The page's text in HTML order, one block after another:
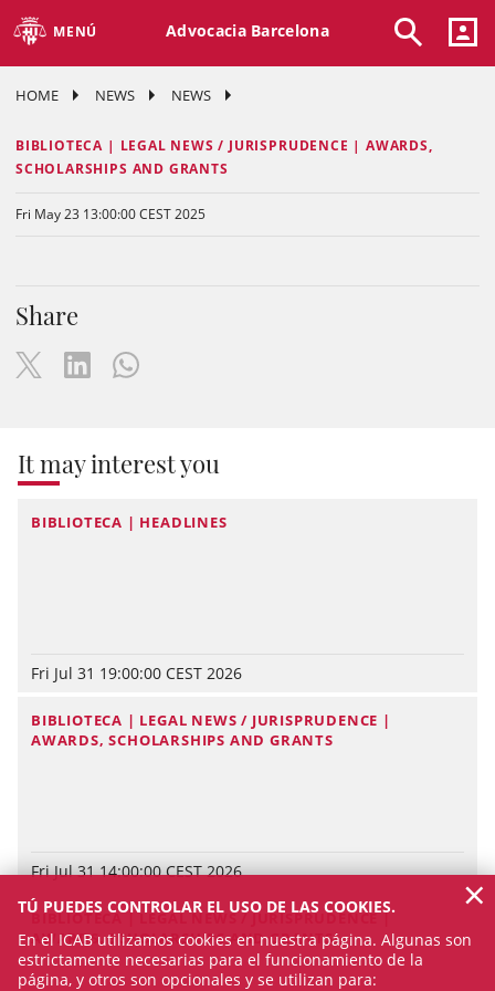
MENÚ Advocacia Barcelona
HOME NEWS NEWS
BIBLIOTECA | LEGAL NEWS / JURISPRUDENCE | AWARDS,
SCHOLARSHIPS AND GRANTS
Fri May 23 13:00:00 CEST 2025
Share
It may interest you
BIBLIOTECA | HEADLINES
Fri Jul 31 19:00:00 CEST 2026
BIBLIOTECA | LEGAL NEWS / JURISPRUDENCE |
AWARDS, SCHOLARSHIPS AND GRANTS
Fri Jul 31 14:00:00 CEST 2026
BIBLIOTECA | LEGAL NEWS / JURISPRUDENCE |
AWARDS, SCHOLARSHIPS AND GRANTS
TÚ PUEDES CONTROLAR EL USO DE LAS COOKIES.
En el ICAB utilizamos cookies en nuestra página. Algunas son
estrictamente necesarias para el funcionamiento de la
página, y otros son opcionales y se utilizan para:
×